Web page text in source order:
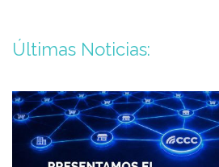
Últimas Noticias: